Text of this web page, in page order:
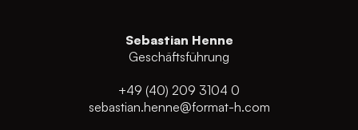
Sebastian Henne
Geschäftsführung
+49 (40) 209 3104 0
sebastian.henne@format-h.com